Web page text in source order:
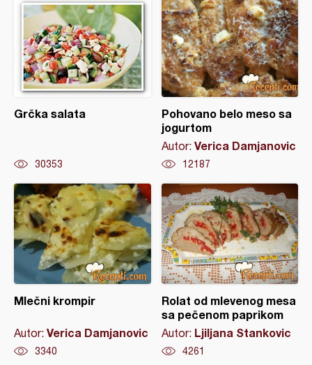
Grčka salata
30353
Pohovano belo meso sa
jogurtom
Autor: Verica Damjanovic
12187
Mlečni krompir
Autor: Verica Damjanovic
3340
Rolat od mlevenog mesa
sa pečenom paprikom
Autor: Ljiljana Stankovic
4261